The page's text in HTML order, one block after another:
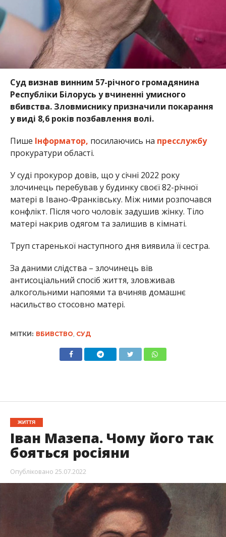
Суд визнав винним 57-річного громадянина
Республіки Білорусь у вчиненні умисного
вбивства. Зловмиснику призначили покарання
у виді 8,6 років позбавлення волі.
Пише Інформатор, посилаючись на пресслужбу
прокуратури області.
У суді прокурор довів, що у січні 2022 року
злочинець перебував у будинку своєї 82-річної
матері в Івано-Франківську. Між ними розпочався
конфлікт. Після чого чоловік задушив жінку. Тіло
матері накрив одягом та залишив в кімнаті.
Труп старенької наступного дня виявила її сестра.
За даними слідства – злочинець вів
антисоціальний спосіб життя, зловживав
алкогольними напоями та вчиняв домашнє
насильство стосовно матері.
МІТКИ: ВБИВСТВО СУД
ЖИТТЯ
Іван Мазепа. Чому його так
бояться росіяни
Опубліковано 25.07.2022